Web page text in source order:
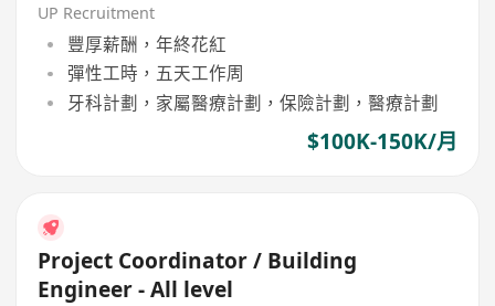
UP Recruitment
豐厚薪酬，年終花紅
彈性工時，五天工作周
牙科計劃，家屬醫療計劃，保險計劃，醫療計劃
$100K-150K/月
Project Coordinator / Building
Engineer - All level